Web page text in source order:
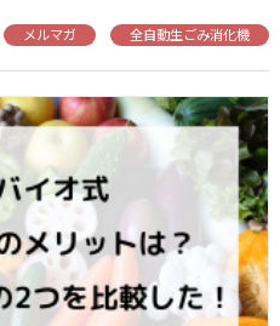
メルマガ 全自動生ごみ消化機